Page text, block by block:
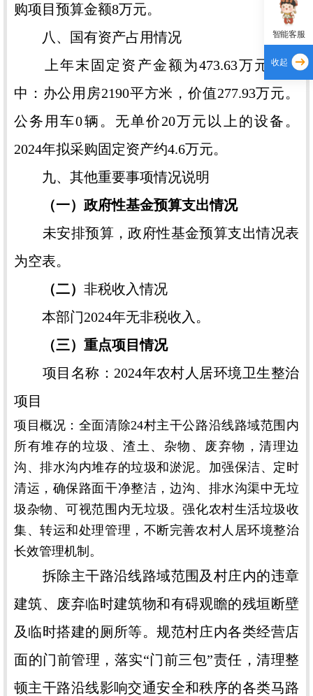
购项目预算金额8万元。
八、国有资产占用情况
上年末固定资产金额为473.63万元。其
中：办公用房2190平方米，价值277.93万元。
公务用车0辆。无单价20万元以上的设备。
2024年拟采购固定资产约4.6万元。
九、其他重要事项情况说明
（一）政府性基金预算支出情况
未安排预算，政府性基金预算支出情况表
为空表。
（二） 非税收入情况
本部门2024年无非税收入。
（三）重点项目情况
项目名称：2024年农村人居环境卫生整治
项目
项目概况：全面清除24村主干公路沿线路域范围内
所有堆存的垃圾、渣土、杂物、废弃物，清理边
沟、排水沟内堆存的垃圾和淤泥。加强保洁、定时
清运，确保路面干净整洁，边沟、排水沟渠中无垃
圾杂物、可视范围内无垃圾。强化农村生活垃圾收
集、转运和处理管理，不断完善农村人居环境整治
长效管理机制。
拆除主干路沿线路域范围及村庄内的违章
建筑、废弃临时建筑物和有碍观瞻的残垣断壁
及临时搭建的厕所等。规范村庄内各类经营店
面的门前管理，落实“门前三包”责任，清理整
顿主干路沿线影响交通安全和秩序的各类马路
智能客服
收起